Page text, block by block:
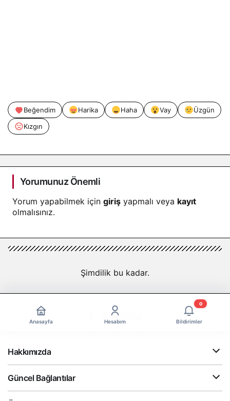
Beğendim Harika Haha Vay
Üzgün
Kızgın
Yorumunuz Önemli
Yorum yapabilmek için giriş yapmalı veya kayıt
olmalısınız.
Şimdilik bu kadar.
Anasayfa Hesabım Bildirimler
0
Hakkımızda
Güncel Bağlantılar